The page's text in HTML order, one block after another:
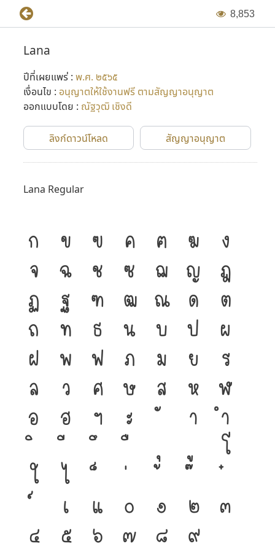
8,853
Lana
ปีที่เผยแพร่ : พ.ศ. ๒๕๖๕
เงื่อนไข : อนุญาตให้ใช้งานฟรี ตามสัญญาอนุญาต
ออกแบบโดย : ณัฐวุฒิ เชิงดี
ลิงก์ดาวน์โหลด สัญญาอนุญาต
Lana Regular
ก ข ฃ ค ฅ ฆ
ง
จ
ฉ ช ซ ฌ ญ ฎ
ฏ
ฐ ฑ ฒ ณ ด
ต
ถ
ท ธ น บ ป
ผ
ฝ
พ ฟ ภ ม ย
ร
ล
ว ศ ษ ส ห ฬ
อ
ฮ ฯ ะ า
ำ
โ
ใ
ไ
เ
แ ๐ ๑ ๒ ๓
๔
๕ ๖ ๗ ๘ ๙